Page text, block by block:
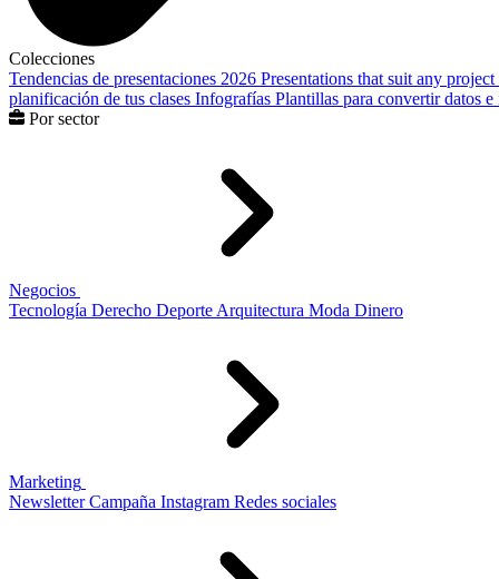
Colecciones
Tendencias de presentaciones 2026 Presentations that suit any project
planificación de tus clases Infografías Plantillas para convertir datos
Por sector
Negocios
Tecnología Derecho Deporte Arquitectura Moda Dinero
Marketing
Newsletter Campaña Instagram Redes sociales